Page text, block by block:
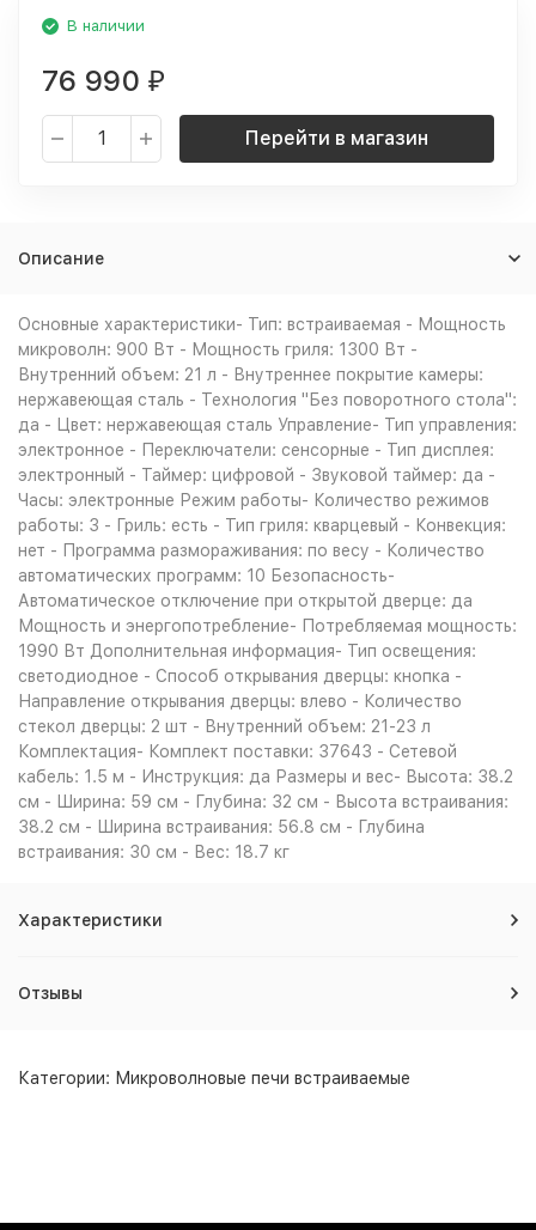
В наличии
76 990 ₽
Перейти в магазин
Описание
Основные характеристики- Тип: встраиваемая - Мощность
микроволн: 900 Вт - Мощность гриля: 1300 Вт -
Внутренний объем: 21 л - Внутреннее покрытие камеры:
нержавеющая сталь - Технология "Без поворотного стола":
да - Цвет: нержавеющая сталь Управление- Тип управления:
электронное - Переключатели: сенсорные - Тип дисплея:
электронный - Таймер: цифровой - Звуковой таймер: да -
Часы: электронные Режим работы- Количество режимов
работы: 3 - Гриль: есть - Тип гриля: кварцевый - Конвекция:
нет - Программа размораживания: по весу - Количество
автоматических программ: 10 Безопасность-
Автоматическое отключение при открытой дверце: да
Мощность и энергопотребление- Потребляемая мощность:
1990 Вт Дополнительная информация- Тип освещения:
светодиодное - Способ открывания дверцы: кнопка -
Направление открывания дверцы: влево - Количество
стекол дверцы: 2 шт - Внутренний объем: 21-23 л
Комплектация- Комплект поставки: 37643 - Сетевой
кабель: 1.5 м - Инструкция: да Размеры и вес- Высота: 38.2
см - Ширина: 59 см - Глубина: 32 см - Высота встраивания:
38.2 см - Ширина встраивания: 56.8 см - Глубина
встраивания: 30 см - Вес: 18.7 кг
Характеристики
Отзывы
Категории: Микроволновые печи встраиваемые